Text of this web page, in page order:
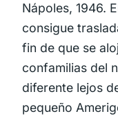
Nápoles, 1946.
consigue
fin de que se
confamilias del
diferente lejos
pequeño